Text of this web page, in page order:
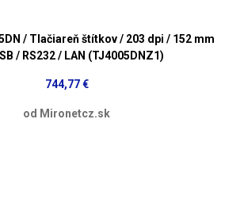
/ Tlačiareň štítkov / 203 dpi / 152 mm
/ RS232 / LAN (TJ4005DNZ1)
744,77 €
od Mironetcz.sk